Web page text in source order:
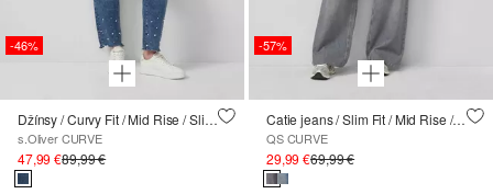
-46%
Džínsy / Curvy Fit / Mid Rise / Slim Tapered Leg / s perleťovými detailmi
s.Oliver CURVE
47,99 €89,99 €
-57%
Catie jeans / Slim Fit / Mid Rise / Wide Leg
QS CURVE
29,99 €69,99 €